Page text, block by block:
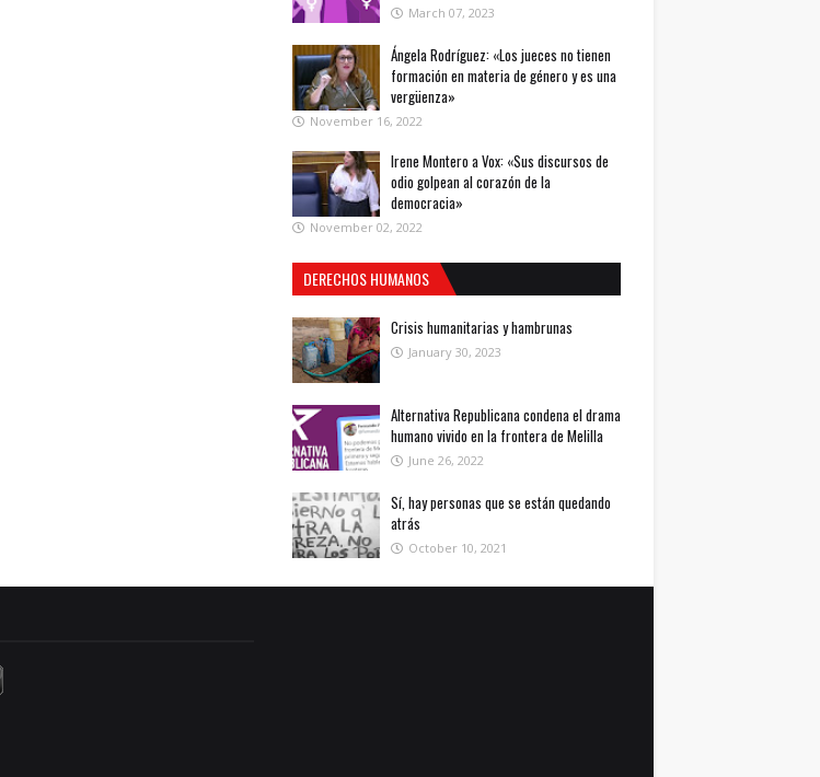
March 07, 2023
Ángela Rodríguez: «Los jueces no tienen
formación en materia de género y es una
vergüenza»
November 16, 2022
Irene Montero a Vox: «Sus discursos de
odio golpean al corazón de la
democracia»
November 02, 2022
DERECHOS HUMANOS
Crisis humanitarias y hambrunas
January 30, 2023
Alternativa Republicana condena el drama
humano vivido en la frontera de Melilla
June 26, 2022
Sí, hay personas que se están quedando
atrás
October 10, 2021